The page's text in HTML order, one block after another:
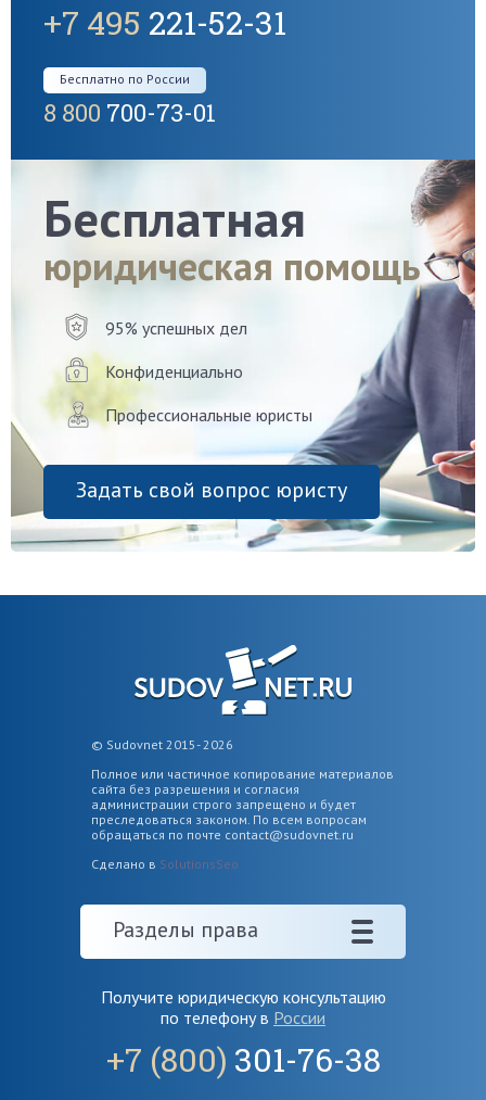
+7 495 221-52-31
Бесплатно по России
8 800 700-73-01
Бесплатная
юридическая помощь
95% успешных дел
Конфиденциально
Профессиональные юристы
Задать свой вопрос юристу
© Sudovnet 2015- 2026
Полное или частичное копирование материалов
сайта без разрешения и согласия
администрации строго запрещено и будет
преследоваться законом. По всем вопросам
обращаться по почте contact@sudovnet.ru
Сделано в SolutionsSeo
Разделы права
Получите юридическую консультацию
по телефону в России
+7 (800) 301-76-38